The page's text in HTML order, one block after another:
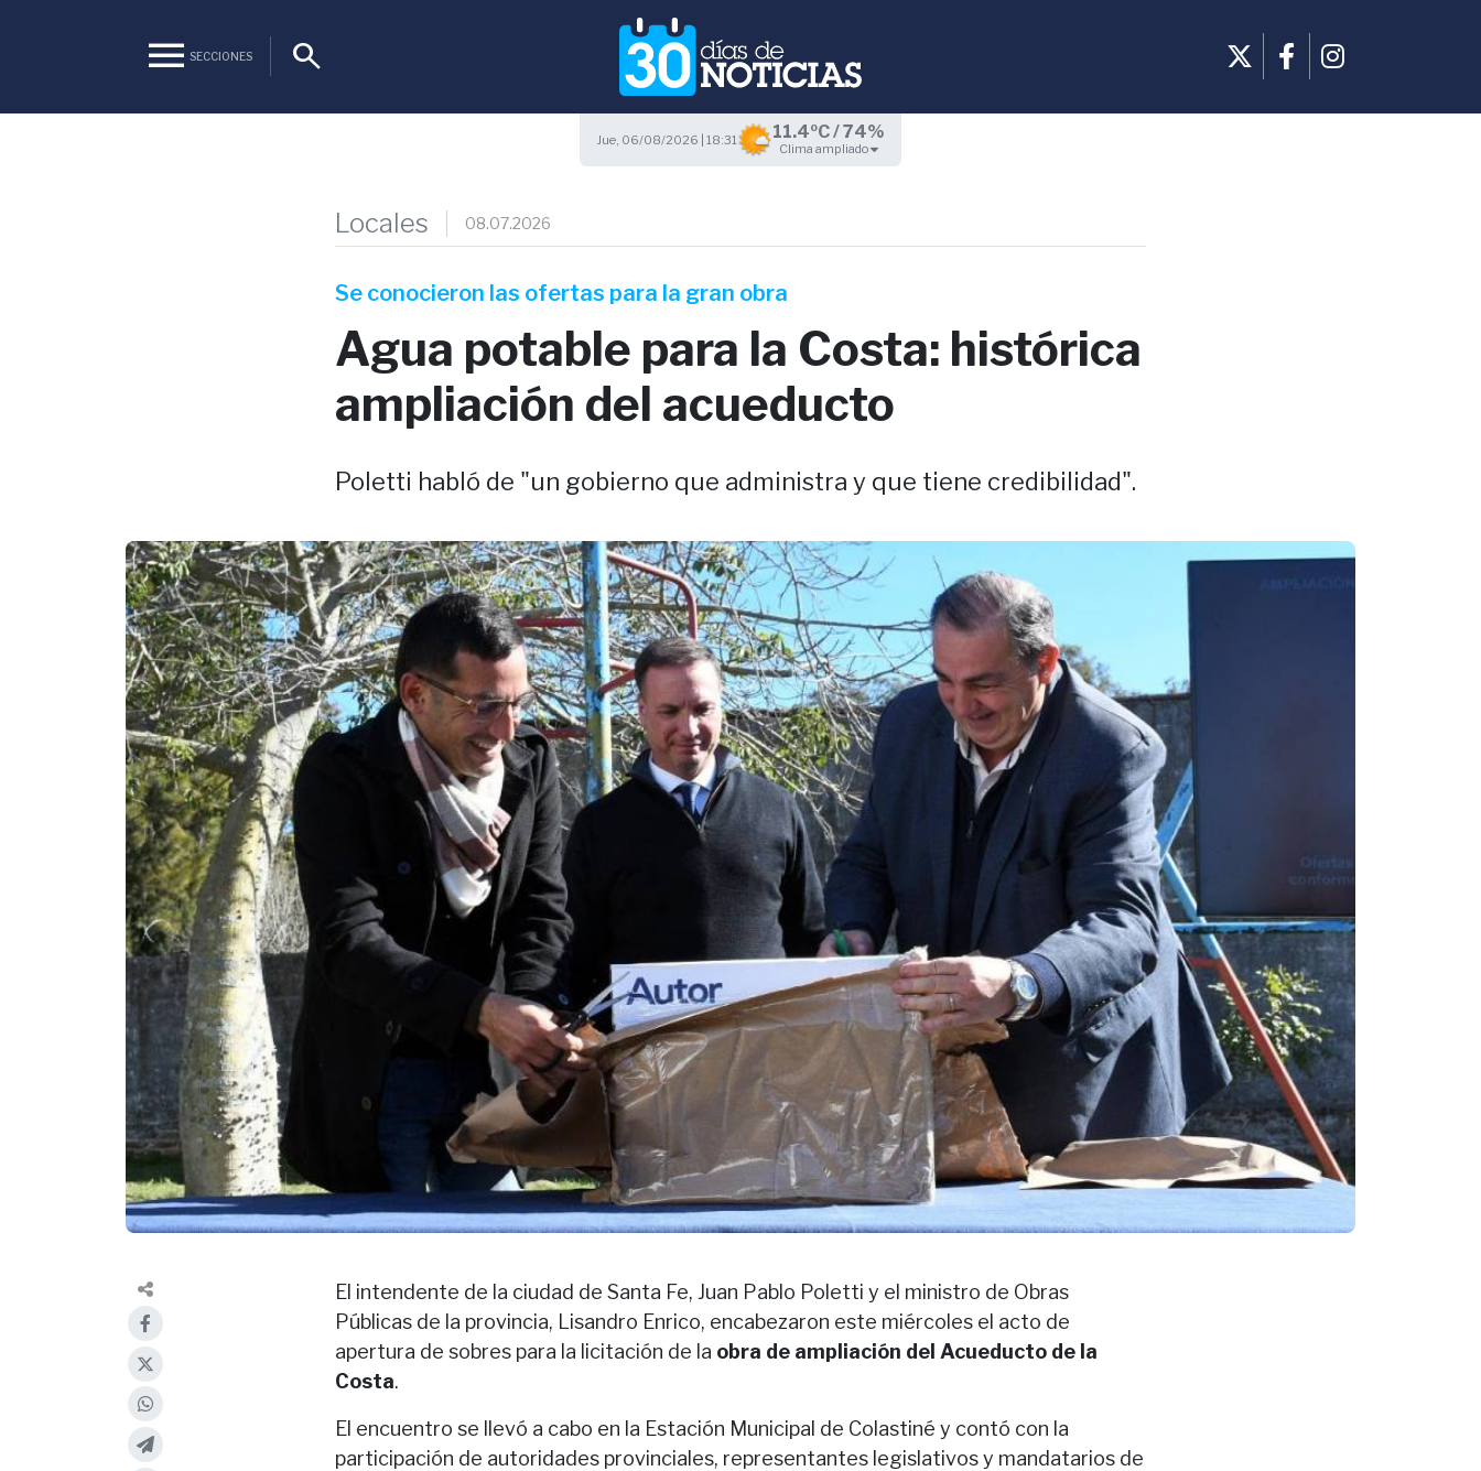
menu SECCIONES search
Jue, 06/08/2026 | 18:31 11.4ºC / 74%
Clima ampliado
Locales 08.07.2026
Se conocieron las ofertas para la gran obra
Agua potable para la Costa: histórica
ampliación del acueducto
Poletti habló de "un gobierno que administra y que tiene credibilidad".
El intendente de la ciudad de Santa Fe, Juan Pablo Poletti y el ministro de Obras
Públicas de la provincia, Lisandro Enrico, encabezaron este miércoles el acto de
apertura de sobres para la licitación de la obra de ampliación del Acueducto de la
Costa.
El encuentro se llevó a cabo en la Estación Municipal de Colastiné y contó con la
participación de autoridades provinciales, representantes legislativos y mandatarios de